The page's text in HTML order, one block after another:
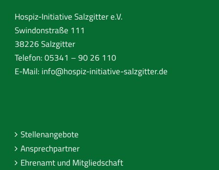
Hospiz-Initiative Salzgitter e.V.
Swindonstraße 111
38226 Salzgitter
Telefon: 05341 – 90 26 110
E-Mail: info@hospiz-initiative-salzgitter.de
Stellenangebote
Ansprechpartner
Ehrenamt und Mitgliedschaft